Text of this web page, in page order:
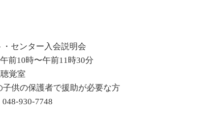
センター入会説明会
前10時〜午前11時30分
覚室
供の保護者で援助が必要な方
930-7748